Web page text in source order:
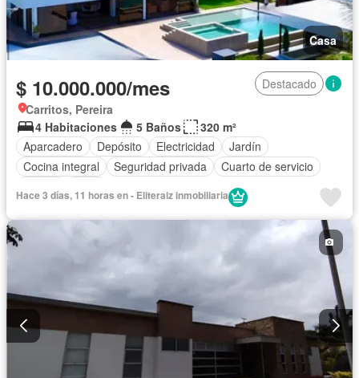
Casa
$ 10.000.000/mes
Destacado
Carritos, Pereira
4 Habitaciones
5 Baños
320 m²
Aparcadero
Depósito Electricidad
Jardín
Cocina integral
Seguridad privada
Cuarto de servicio
Hace 3 días, 11 horas en - Eliteraiz inmobiliaria